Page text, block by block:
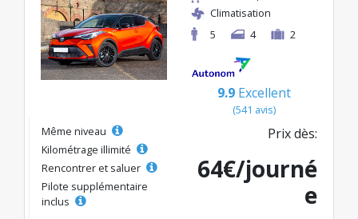
Climatisation
5
4 2
9.9 Excellent
(541 avis)
Même niveau
Kilométrage illimité
Rencontrer et saluer
Pilote supplémentaire
inclus
Prix dès:
64€/journé
e